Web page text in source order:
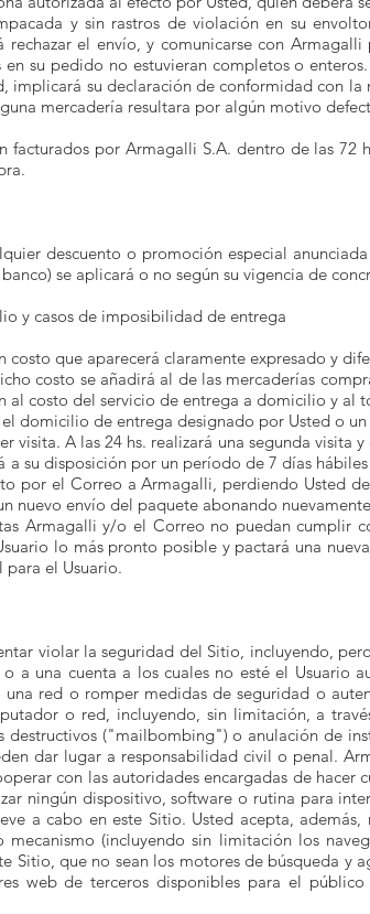
y sin rastros de violación en su
el envío, y comunicarse con
su pedido no estuvieran completos o
implicará su declaración de conformidad con
mercadería resultara por algún motivo
facturados por Armagalli S.A. dentro de las
descuento o promoción especial
se aplicará o no según su vigencia de
y casos de imposibilidad de entrega
que aparecerá claramente expresado y
costo se añadirá al de las mercaderías
al costo del servicio de entrega a domicilio y al
el domicilio de entrega designado por Usted o
visita. A las 24 hs. realizará una segunda visita
su disposición por un período de 7 días
por el Correo a Armagalli, perdiendo Usted
nuevo envío del paquete abonando
Armagalli y/o el Correo no puedan
lo más pronto posible y pactará una
el Usuario.
violar la seguridad del Sitio, incluyendo,
a una cuenta a los cuales no esté el Usuario
red o romper medidas de seguridad o
o red, incluyendo, sin limitación, a
("mailbombing") o anulación de
dar lugar a responsabilidad civil o penal.
con las autoridades encargadas de
ningún dispositivo, software o rutina para
a cabo en este Sitio. Usted acepta,
(incluyendo sin limitación los
Sitio, que no sean los motores de búsqueda
web de terceros disponibles para el